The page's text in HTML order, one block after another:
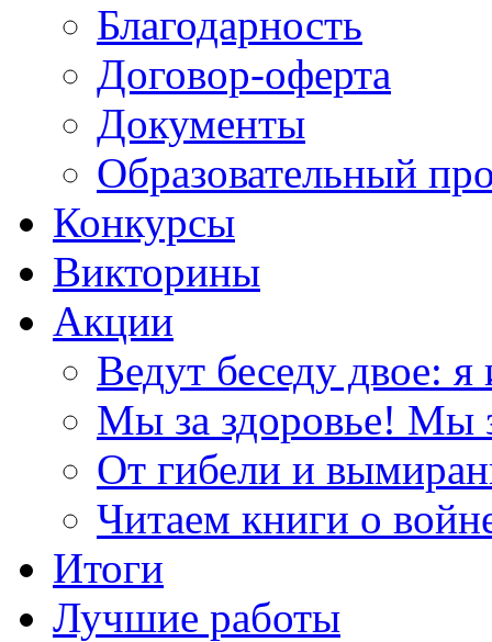
Благодарность
Договор-оферта
Документы
Образовательный
Конкурсы
Викторины
Акции
Ведут беседу двое: я
Мы за здоровье! Мы
От гибели и
Читаем книги о
Итоги
Лучшие работы